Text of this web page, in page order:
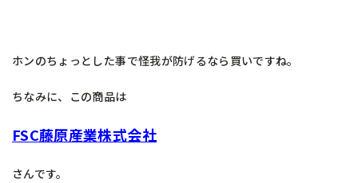
ホンのちょっとした事で怪我が防げるなら買いですね。
ちなみに、この商品は
FSC藤原産業株式会社
さんです。